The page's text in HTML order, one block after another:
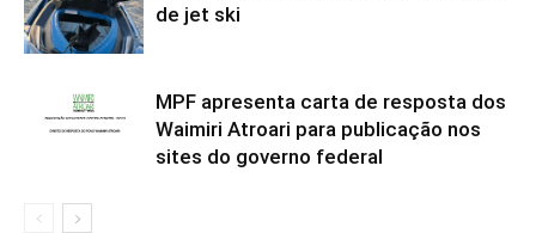
de jet ski
MPF apresenta carta de resposta dos
Waimiri Atroari para publicação nos
sites do governo federal